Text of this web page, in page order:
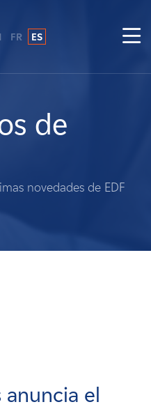
FR ES
de
novedades de EDF
anuncia el